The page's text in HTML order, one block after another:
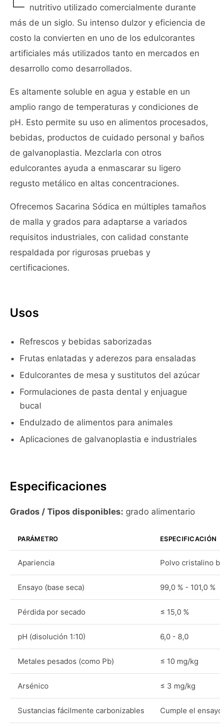
nutritivo utilizado comercialmente durante
más de un siglo. Su intenso dulzor y eficiencia de
costo la convierten en uno de los edulcorantes
artificiales más utilizados tanto en mercados en
desarrollo como desarrollados.
Es altamente soluble en agua y estable en un
amplio rango de temperaturas y condiciones de
pH. Esto permite su uso en alimentos procesados,
bebidas, productos de cuidado personal y baños
de galvanoplastia. Mezclarla con otros
edulcorantes ayuda a enmascarar su ligero
regusto metálico en altas concentraciones.
Ofrecemos Sacarina Sódica en múltiples tamaños
de malla y grados para adaptarse a variados
requisitos industriales, con calidad constante
respaldada por rigurosas pruebas y
certificaciones.
Usos
Refrescos y bebidas saborizadas
Frutas enlatadas y aderezos para ensaladas
Edulcorantes de mesa y sustitutos del azúcar
Formulaciones de pasta dental y enjuague
bucal
Endulzado de alimentos para animales
Aplicaciones de galvanoplastia e industriales
Especificaciones
Grados / Tipos disponibles: grado alimentario
PARÁMETRO ESPECIFICACIÓN
Apariencia Polvo cristalino
Ensayo (base seca) 99,0 % - 101,0 %
Pérdida por secado ≤ 15,0 %
pH (disolución 1:10) 6,0 - 8,0
Metales pesados (como Pb) ≤ 10 mg/kg
Arsénico ≤ 3 mg/kg
Sustancias fácilmente carbonizables Cumple el